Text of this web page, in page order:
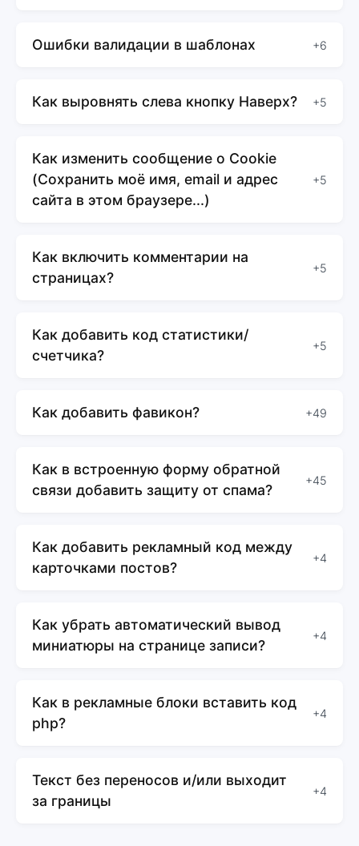
Ошибки валидации в шаблонах +6
Как выровнять слева кнопку Наверх? +5
Как изменить сообщение о Cookie
(Сохранить моё имя, email и адрес
сайта в этом браузере...)
+5
Как включить комментарии на
страницах?
+5
Как добавить код статистики/
счетчика?
+5
Как добавить фавикон? +49
Как в встроенную форму обратной
связи добавить защиту от спама?
+45
Как добавить рекламный код между
карточками постов?
+4
Как убрать автоматический вывод
миниатюры на странице записи?
+4
Как в рекламные блоки вставить код
php?
+4
Текст без переносов и/или выходит
за границы
+4